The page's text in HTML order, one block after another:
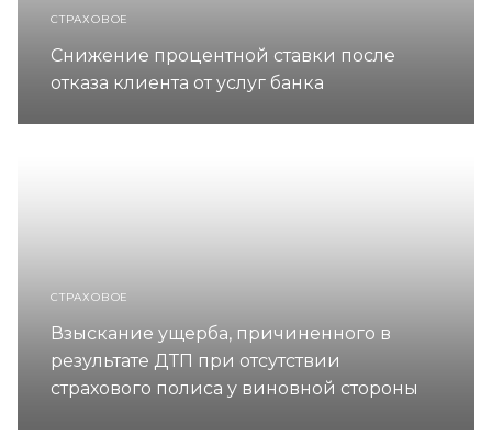
СТРАХОВОЕ
Снижение процентной ставки после
отказа клиента от услуг банка
СТРАХОВОЕ
Взыскание ущерба, причиненного в
результате ДТП при отсутствии
страхового полиса у виновной стороны